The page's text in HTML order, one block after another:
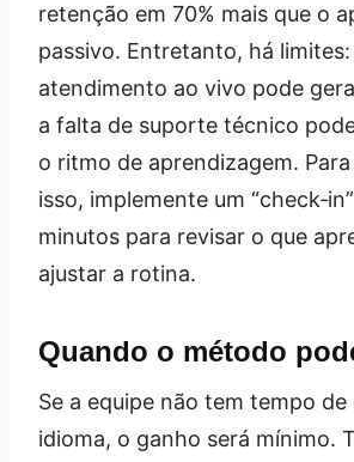
retenção em 70% mais que o
passivo. Entretanto, há
atendimento ao vivo pode
a falta de suporte técnico
o ritmo de aprendizagem.
isso, implemente um
minutos para revisar o que
ajustar a rotina.
Quando o método
Se a equipe não tem tempo de
idioma, o ganho será mínimo.